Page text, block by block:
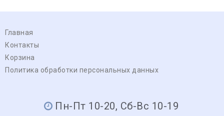
Главная
Контакты
Корзина
Политика обработки персональных данных
Пн-Пт 10-20, Сб-Вс 10-19